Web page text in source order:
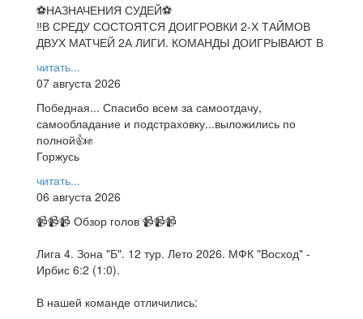
⚽НАЗНАЧЕНИЯ СУДЕЙ⚽
‼В СРЕДУ СОСТОЯТСЯ ДОИГРОВКИ 2-Х ТАЙМОВ
ДВУХ МАТЧЕЙ 2А ЛИГИ. КОМАНДЫ ДОИГРЫВАЮТ В
читать...
07 августа 2026
Победная... Спасибо всем за самоотдачу,
самообладание и подстраховку...выложились по
полной👍✊
Горжусь
читать...
06 августа 2026
📹📹📹 Обзор голов 📹📹📹
Лига 4. Зона "Б". 12 тур. Лето 2026. МФК "Восход" -
Ирбис 6:2 (1:0).
В нашей команде отличились: